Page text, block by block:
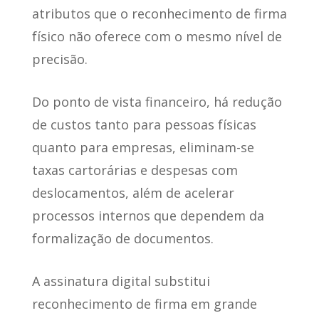
atributos que o reconhecimento de firma
físico não oferece com o mesmo nível de
precisão.
Do ponto de vista financeiro, há redução
de custos tanto para pessoas físicas
quanto para empresas, eliminam-se
taxas cartorárias e despesas com
deslocamentos, além de acelerar
processos internos que dependem da
formalização de documentos.
A assinatura digital substitui
reconhecimento de firma em grande